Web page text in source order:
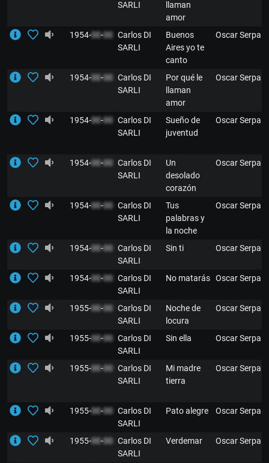
SARLI
llaman
amor
1954-00-00 Carlos DI
SARLI
Buenos
Aires yo te
canto
Oscar Serpa
1954-00-00 Carlos DI
SARLI
Por qué le
llaman
amor
Oscar Serpa
1954-00-00 Carlos DI
SARLI
Sueño de
juventud
Oscar Serpa
1954-00-00 Carlos DI
SARLI
Un
desolado
corazón
Oscar Serpa
1954-00-00 Carlos DI
SARLI
Tus
palabras y
la noche
Oscar Serpa
1954-00-00 Carlos DI
SARLI
Sin ti Oscar Serpa
1954-00-00 Carlos DI
SARLI
No matarás Oscar Serpa
1955-00-00 Carlos DI
SARLI
Noche de
locura
Oscar Serpa
1955-00-00 Carlos DI
SARLI
Sin ella Oscar Serpa
1955-00-00 Carlos DI
SARLI
Mi madre
tierra
Oscar Serpa
1955-00-00 Carlos DI
SARLI
Pato alegre Oscar Serpa
1955-00-00 Carlos DI
SARLI
Verdemar Oscar Serpa